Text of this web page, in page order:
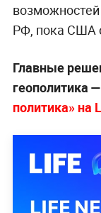
РФ, пока США
Главные
геополитика
политика» на